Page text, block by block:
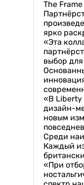
The
ярко
«Эта
выбор
«В Liberty
дизайн-
новым
Среди
Каждый
«При